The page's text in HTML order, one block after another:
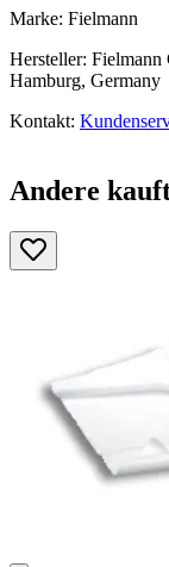
Marke: Fielmann
Hersteller:
Hamburg, Germany
Kontakt:
Andere